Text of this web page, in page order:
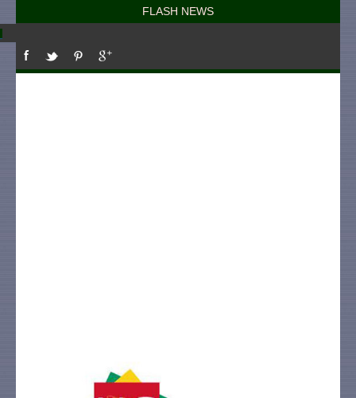
FLASH NEWS